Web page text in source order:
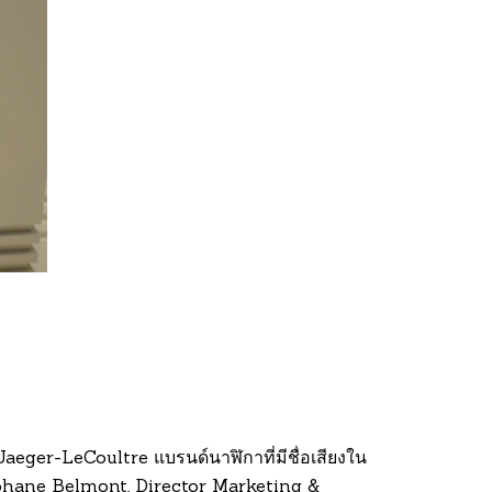
LeCoultre แบรนด์นาฬิกาที่มีชื่อเสียงใน
Belmont, Director Marketing &